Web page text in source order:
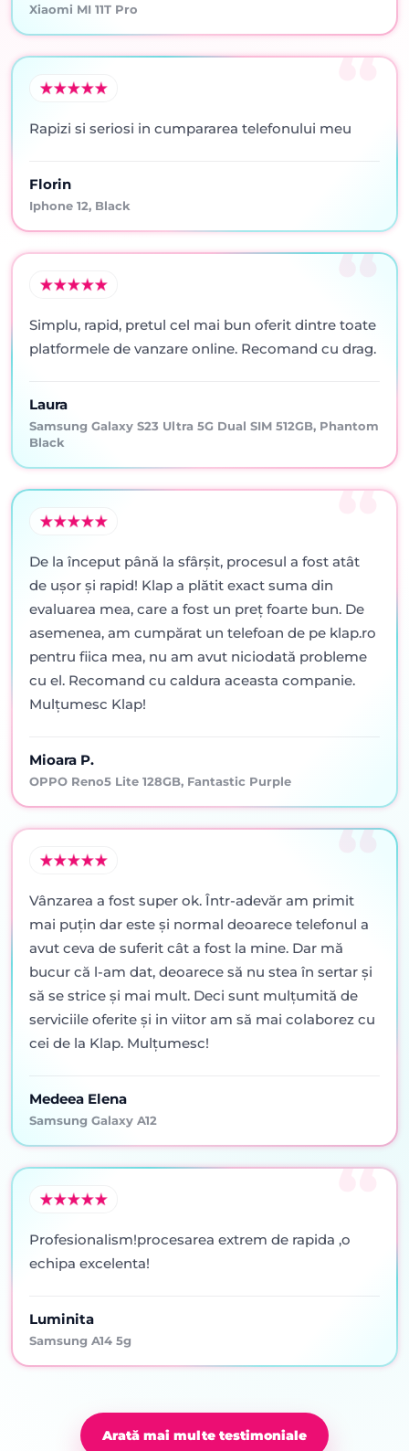
Xiaomi MI 11T Pro
Rapizi si seriosi in cumpararea telefonului meu
Florin
Iphone 12, Black
Simplu, rapid, pretul cel mai bun oferit dintre toate
platformele de vanzare online. Recomand cu drag.
Laura
Samsung Galaxy S23 Ultra 5G Dual SIM 512GB, Phantom
Black
De la început până la sfârșit, procesul a fost atât
de ușor și rapid! Klap a plătit exact suma din
evaluarea mea, care a fost un preț foarte bun. De
asemenea, am cumpărat un telefoan de pe klap.ro
pentru fiica mea, nu am avut niciodată probleme
cu el. Recomand cu caldura aceasta companie.
Mulțumesc Klap!
Mioara P.
OPPO Reno5 Lite 128GB, Fantastic Purple
Vânzarea a fost super ok. Într-adevăr am primit
mai puţin dar este şi normal deoarece telefonul a
avut ceva de suferit cât a fost la mine. Dar mă
bucur că l-am dat, deoarece să nu stea în sertar şi
să se strice şi mai mult. Deci sunt mulţumită de
serviciile oferite şi in viitor am să mai colaborez cu
cei de la Klap. Mulţumesc!
Medeea Elena
Samsung Galaxy A12
Profesionalism!procesarea extrem de rapida ,o
echipa excelenta!
Luminita
Samsung A14 5g
Arată mai multe testimoniale